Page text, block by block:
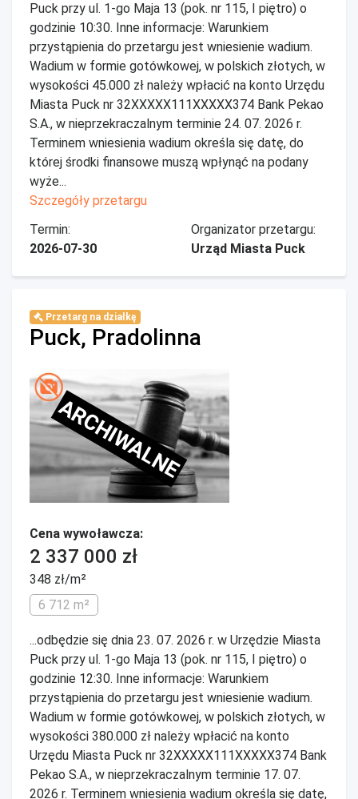
Puck przy ul. 1-go Maja 13 (pok. nr 115, I piętro) o
godzinie 10:30. Inne informacje: Warunkiem
przystąpienia do przetargu jest wniesienie wadium.
Wadium w formie gotówkowej, w polskich złotych, w
wysokości 45.000 zł należy wpłacić na konto Urzędu
Miasta Puck nr 32XXXXX111XXXXX374 Bank Pekao
S.A., w nieprzekraczalnym terminie 24. 07. 2026 r.
Terminem wniesienia wadium określa się datę, do
której środki finansowe muszą wpłynąć na podany
wyże...
Szczegóły przetargu
Termin:
2026-07-30
Organizator przetargu:
Urząd Miasta Puck
Przetarg na działkę
Puck, Pradolinna
ARCHIWALNE
Cena wywoławcza:
2 337 000 zł
348 zł/m²
6 712 m²
...odbędzie się dnia 23. 07. 2026 r. w Urzędzie Miasta
Puck przy ul. 1-go Maja 13 (pok. nr 115, I piętro) o
godzinie 12:30. Inne informacje: Warunkiem
przystąpienia do przetargu jest wniesienie wadium.
Wadium w formie gotówkowej, w polskich złotych, w
wysokości 380.000 zł należy wpłacić na konto
Urzędu Miasta Puck nr 32XXXXX111XXXXX374 Bank
Pekao S.A., w nieprzekraczalnym terminie 17. 07.
2026 r. Terminem wniesienia wadium określa się datę,